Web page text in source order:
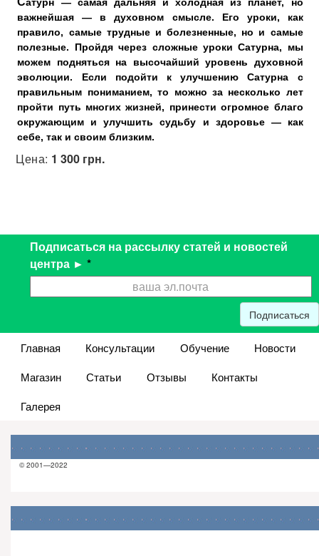
важнейшая — в духовном смысле. Его уроки, как
правило, самые трудные и болезненные, но и самые
полезные. Пройдя через сложные уроки Сатурна, мы
можем подняться на высочайший уровень духовной
эволюции. Если подойти к улучшению Сатурна с
правильным пониманием, то можно за несколько лет
пройти путь многих жизней, принести огромное благо
окружающим и улучшить судьбу и здоровье — как
себе, так и своим близким.
Цена: 1 300 грн.
Подписаться на рассылку статей и новостей
центра ► *
Подписаться
Главная Консультации Обучение
Новости
Магазин
Статьи Отзывы
Контакты
Галерея
© 2001—2022